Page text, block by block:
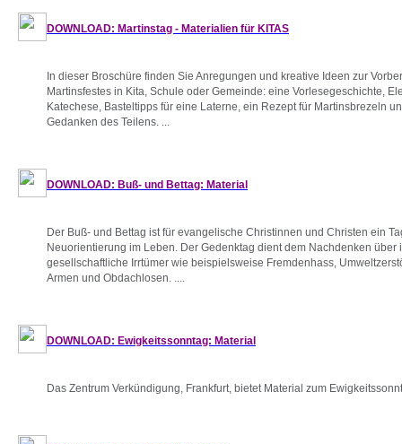
DOWNLOAD: Martinstag - Materialien für KITAS
In dieser Broschüre finden Sie Anregungen und kreative Ideen zur
Martinsfestes in Kita, Schule oder Gemeinde: eine Vorlesegeschichte,
Katechese, Basteltipps für eine Laterne, ein Rezept für Martinsbrezeln
Gedanken des Teilens. ...
DOWNLOAD: Buß- und Bettag: Material
Der Buß- und Bettag ist für evangelische Christinnen und Christen ein
Neuorientierung im Leben. Der Gedenktag dient dem Nachdenken über
gesellschaftliche Irrtümer wie beispielsweise Fremdenhass,
Armen und Obdachlosen. ....
DOWNLOAD: Ewigkeitssonntag: Material
Das Zentrum Verkündigung, Frankfurt, bietet Material zum